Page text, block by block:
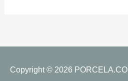
Copyright © 2026 PORCELA.CO